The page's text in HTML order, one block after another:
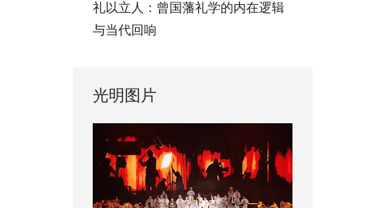
礼以立人：曾国藩礼学的内在逻辑
与当代回响
光明图片